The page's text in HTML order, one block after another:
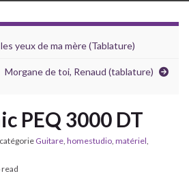
yeux de ma mère (Tablature)
Morgane de toi, Renaud (tablature)
PEQ 3000 DT
Guitare homestudio matériel
read